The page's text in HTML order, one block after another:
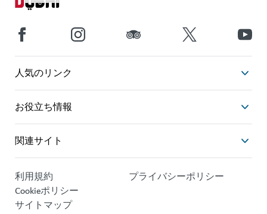
人気のリンク
お役立ち情報
関連サイト
利用規約
プライバシーポリシー
Cookieポリシー
サイトマップ